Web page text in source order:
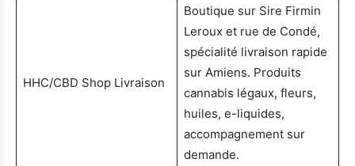
HHC/CBD Shop Livraison
Boutique sur Sire Firmin
Leroux et rue de Condé,
spécialité livraison rapide
sur Amiens. Produits
cannabis légaux, fleurs,
huiles, e-liquides,
accompagnement sur
demande.